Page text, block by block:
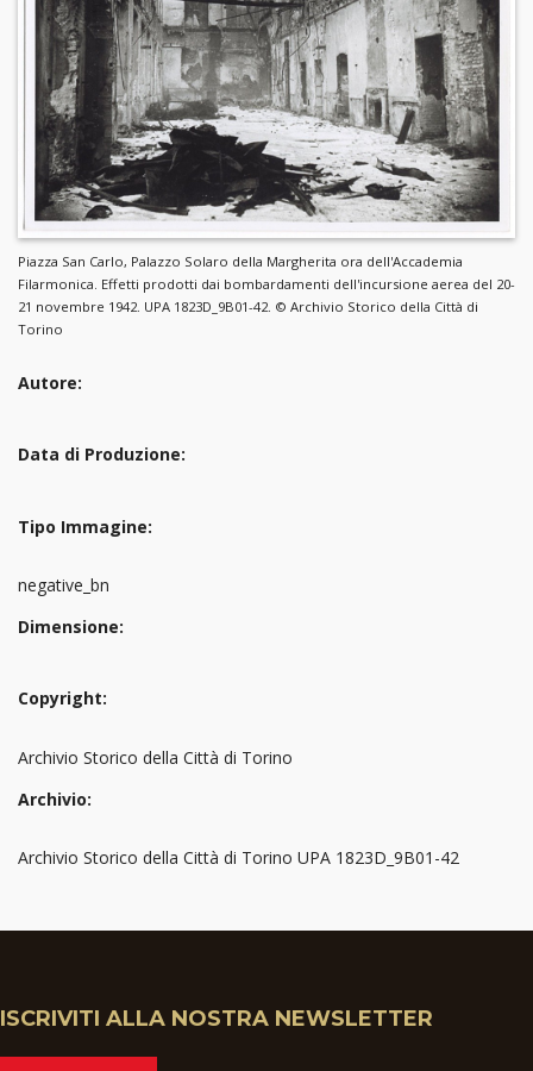
Piazza San Carlo, Palazzo Solaro della Margherita ora dell'Accademia
Filarmonica. Effetti prodotti dai bombardamenti dell'incursione aerea del 20-
21 novembre 1942. UPA 1823D_9B01-42. © Archivio Storico della Città di
Torino
Autore:
Data di Produzione:
Tipo Immagine:
negative_bn
Dimensione:
Copyright:
Archivio Storico della Città di Torino
Archivio:
Archivio Storico della Città di Torino UPA 1823D_9B01-42
ISCRIVITI ALLA NOSTRA NEWSLETTER